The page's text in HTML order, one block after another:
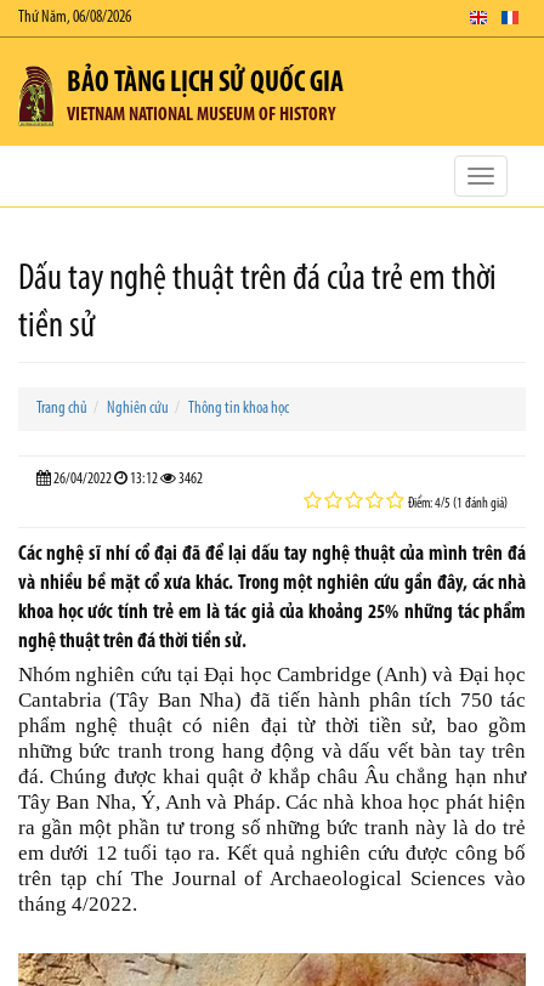
Thứ Năm, 06/08/2026
BẢO TÀNG LỊCH SỬ QUỐC GIA
VIETNAM NATIONAL MUSEUM OF HISTORY
Toggle
Dấu tay nghệ thuật trên đá của trẻ em thời
tiền sử
Trang chủ Nghiên cứu Thông tin khoa học
26/04/2022 13:12 3462
Điểm: 4/5 (1 đánh giá)
Các nghệ sĩ nhí cổ đại đã để lại dấu tay nghệ thuật của mình trên đá
và nhiều bề mặt cổ xưa khác. Trong một nghiên cứu gần đây, các nhà
khoa học ước tính trẻ em là tác giả của khoảng 25% những tác phẩm
nghệ thuật trên đá thời tiền sử.
Nhóm nghiên cứu tại Đại học Cambridge (Anh) và Đại học
Cantabria (Tây Ban Nha) đã tiến hành phân tích 750 tác
phẩm nghệ thuật có niên đại từ thời tiền sử, bao gồm
những bức tranh trong hang động và dấu vết bàn tay trên
đá. Chúng được khai quật ở khắp châu Âu chẳng hạn như
Tây Ban Nha, Ý, Anh và Pháp. Các nhà khoa học phát hiện
ra gần một phần tư trong số những bức tranh này là do trẻ
em dưới 12 tuổi tạo ra. Kết quả nghiên cứu được công bố
trên tạp chí The Journal of Archaeological Sciences vào
tháng 4/2022.